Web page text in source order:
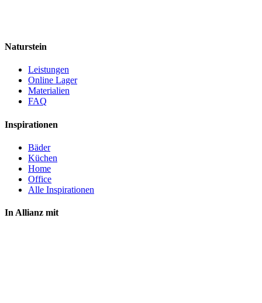
Naturstein
Leistungen
Online Lager
Materialien
FAQ
Inspirationen
Bäder
Küchen
Home
Office
Alle Inspirationen
In Allianz mit